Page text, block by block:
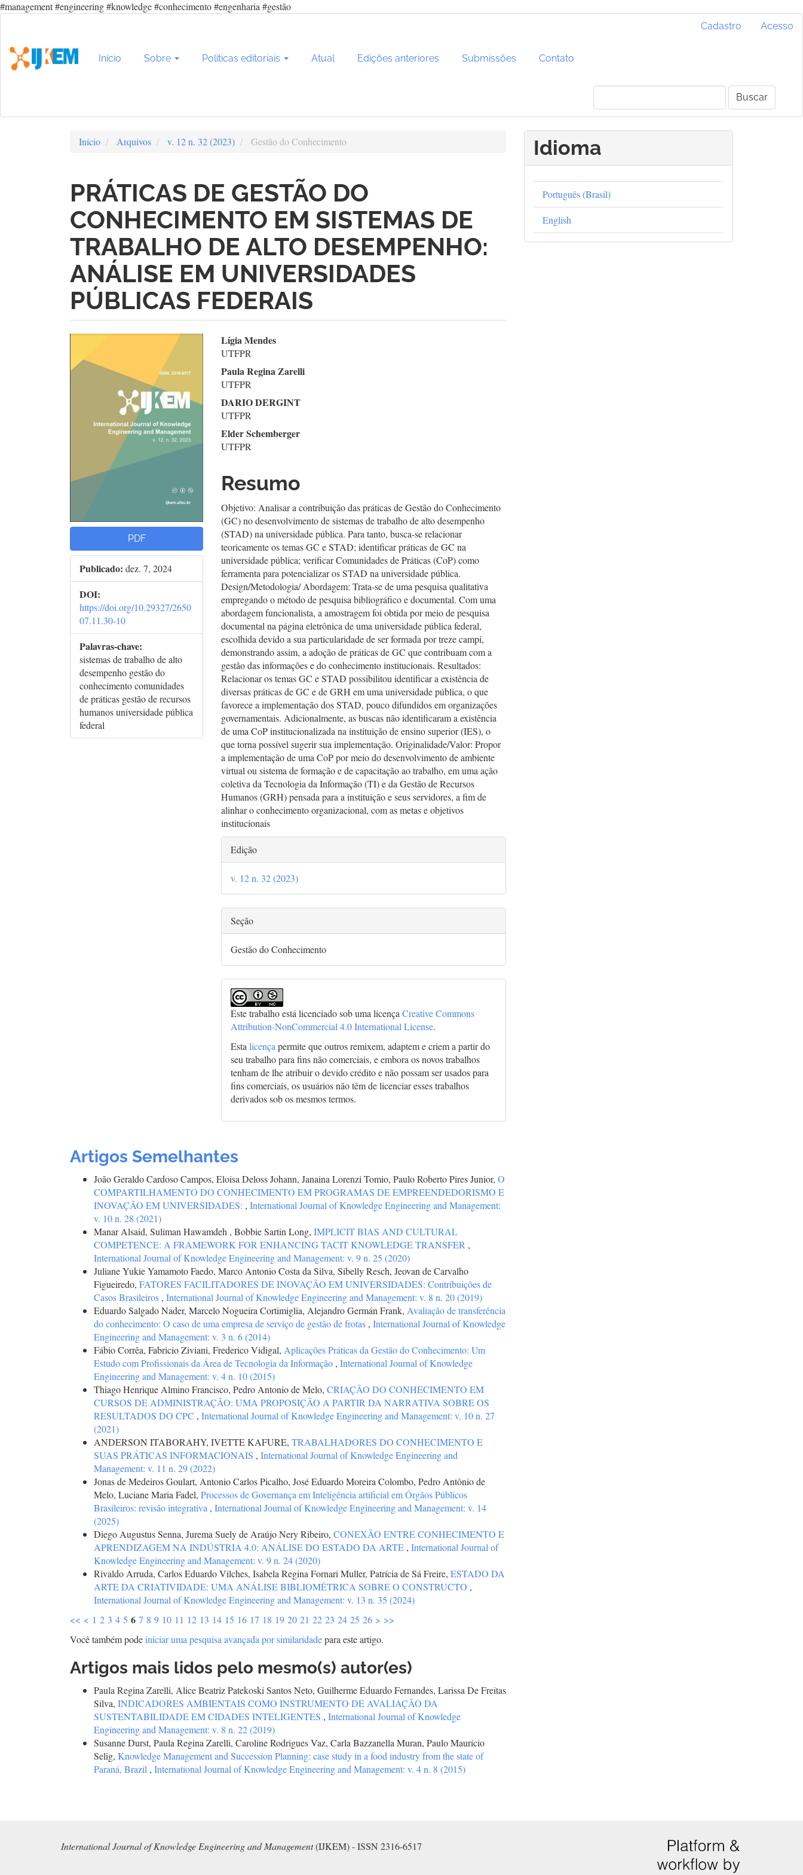
#management #engineering #knowledge #conhecimento #engenharia #gestão
Conteúdo
principal
Barra
Cadastro Acesso
Início Sobre Políticas editoriais Atual Edições anteriores Submissões Contato
Buscar
Início Arquivos v. 12 n. 32 (2023) Gestão do Conhecimento
PRÁTICAS DE GESTÃO DO
CONHECIMENTO EM SISTEMAS DE
TRABALHO DE ALTO DESEMPENHO:
ANÁLISE EM UNIVERSIDADES
PÚBLICAS FEDERAIS
lateral
artigos
PDF
Publicado: dez. 7, 2024
DOI:
https://doi.org/10.29327/2650
07.11.30-10
Palavras-chave:
sistemas de trabalho de alto
desempenho gestão do
conhecimento comunidades
de práticas gestão de recursos
humanos universidade pública
federal
Conteúdo
do
artigo
principal
Lígia Mendes
UTFPR
Paula Regina Zarelli
UTFPR
DARIO DERGINT
UTFPR
Elder Schemberger
UTFPR
Resumo
Objetivo: Analisar a contribuição das práticas de Gestão do Conhecimento
(GC) no desenvolvimento de sistemas de trabalho de alto desempenho
(STAD) na universidade pública. Para tanto, busca-se relacionar
teoricamente os temas GC e STAD; identificar práticas de GC na
universidade pública; verificar Comunidades de Práticas (CoP) como
ferramenta para potencializar os STAD na universidade pública.
Design/Metodologia/ Abordagem: Trata-se de uma pesquisa qualitativa
empregando o método de pesquisa bibliográfico e documental. Com uma
abordagem funcionalista, a amostragem foi obtida por meio de pesquisa
documental na página eletrônica de uma universidade pública federal,
escolhida devido a sua particularidade de ser formada por treze campi,
demonstrando assim, a adoção de práticas de GC que contribuam com a
gestão das informações e do conhecimento institucionais. Resultados:
Relacionar os temas GC e STAD possibilitou identificar a existência de
diversas práticas de GC e de GRH em uma universidade pública, o que
favorece a implementação dos STAD, pouco difundidos em organizações
governamentais. Adicionalmente, as buscas não identificaram a existência
de uma CoP institucionalizada na instituição de ensino superior (IES), o
que torna possível sugerir sua implementação. Originalidade/Valor: Propor
a implementação de uma CoP por meio do desenvolvimento de ambiente
virtual ou sistema de formação e de capacitação ao trabalho, em uma ação
coletiva da Tecnologia da Informação (TI) e da Gestão de Recursos
Humanos (GRH) pensada para a instituição e seus servidores, a fim de
alinhar o conhecimento organizacional, com as metas e objetivos
institucionais
Detalhes
do
artigo
Edição
v. 12 n. 32 (2023)
Seção
Gestão do Conhecimento
Este trabalho está licenciado sob uma licençaCreative Commons
Attribution-NonCommercial 4.0 International License.
Estalicença permite que outros remixem, adaptem e criem a partir do
seu trabalho para fins não comerciais, e embora os novos trabalhos
tenham de lhe atribuir o devido crédito e não possam ser usados para
fins comerciais, os usuários não têm de licenciar esses trabalhos
derivados sob os mesmos termos.
Artigos Semelhantes
João Geraldo Cardoso Campos, Eloisa Deloss Johann, Janaina Lorenzi Tomio, Paulo Roberto Pires Junior, O
COMPARTILHAMENTO DO CONHECIMENTO EM PROGRAMAS DE EMPREENDEDORISMO E
INOVAÇÃO EM UNIVERSIDADES: , International Journal of Knowledge Engineering and Management:
v. 10 n. 28 (2021)
Manar Alsaid, Suliman Hawamdeh , Bobbie Sartin Long, IMPLICIT BIAS AND CULTURAL
COMPETENCE: A FRAMEWORK FOR ENHANCING TACIT KNOWLEDGE TRANSFER ,
International Journal of Knowledge Engineering and Management: v. 9 n. 25 (2020)
Juliane Yukie Yamamoto Faedo, Marco Antonio Costa da Silva, Sibelly Resch, Jeovan de Carvalho
Figueiredo, FATORES FACILITADORES DE INOVAÇÃO EM UNIVERSIDADES: Contribuições de
Casos Brasileiros , International Journal of Knowledge Engineering and Management: v. 8 n. 20 (2019)
Eduardo Salgado Nader, Marcelo Nogueira Cortimiglia, Alejandro Germán Frank, Avaliação de transferência
do conhecimento: O caso de uma empresa de serviço de gestão de frotas , International Journal of Knowledge
Engineering and Management: v. 3 n. 6 (2014)
Fábio Corrêa, Fabricio Ziviani, Frederico Vidigal, Aplicações Práticas da Gestão do Conhecimento: Um
Estudo com Profissionais da Área de Tecnologia da Informação , International Journal of Knowledge
Engineering and Management: v. 4 n. 10 (2015)
Thiago Henrique Almino Francisco, Pedro Antonio de Melo, CRIAÇÃO DO CONHECIMENTO EM
CURSOS DE ADMINISTRAÇÃO: UMA PROPOSIÇÃO A PARTIR DA NARRATIVA SOBRE OS
RESULTADOS DO CPC , International Journal of Knowledge Engineering and Management: v. 10 n. 27
(2021)
ANDERSON ITABORAHY, IVETTE KAFURE, TRABALHADORES DO CONHECIMENTO E
SUAS PRÁTICAS INFORMACIONAIS , International Journal of Knowledge Engineering and
Management: v. 11 n. 29 (2022)
Jonas de Medeiros Goulart, Antonio Carlos Picalho, José Eduardo Moreira Colombo, Pedro Antônio de
Melo, Luciane Maria Fadel, Processos de Governança em Inteligência artificial em Órgãos Públicos
Brasileiros: revisão integrativa , International Journal of Knowledge Engineering and Management: v. 14
(2025)
Diego Augustus Senna, Jurema Suely de Araújo Nery Ribeiro, CONEXÃO ENTRE CONHECIMENTO E
APRENDIZAGEM NA INDÚSTRIA 4.0: ANÁLISE DO ESTADO DA ARTE , International Journal of
Knowledge Engineering and Management: v. 9 n. 24 (2020)
Rivaldo Arruda, Carlos Eduardo Vilches, Isabela Regina Fornari Muller, Patrícia de Sá Freire, ESTADO DA
ARTE DA CRIATIVIDADE: UMA ANÁLISE BIBLIOMÉTRICA SOBRE O CONSTRUCTO ,
International Journal of Knowledge Engineering and Management: v. 13 n. 35 (2024)
<< < 1 2 3 4 5 6 7 8 9 10 11 12 13 14 15 16 17 18 19 20 21 22 23 24 25 26 > >>
Você também podeiniciar uma pesquisa avançada por similaridadepara este artigo.
Artigos mais lidos pelo mesmo(s) autor(es)
Paula Regina Zarelli, Alice Beatriz Patekoski Santos Neto, Guilherme Eduardo Fernandes, Larissa De Freitas
Silva, INDICADORES AMBIENTAIS COMO INSTRUMENTO DE AVALIAÇÃO DA
SUSTENTABILIDADE EM CIDADES INTELIGENTES , International Journal of Knowledge
Engineering and Management: v. 8 n. 22 (2019)
Susanne Durst, Paula Regina Zarelli, Caroline Rodrigues Vaz, Carla Bazzanella Muran, Paulo Maurício
Selig, Knowledge Management and Succession Planning: case study in a food industry from the state of
Paraná, Brazil , International Journal of Knowledge Engineering and Management: v. 4 n. 8 (2015)
Idioma
Português (Brasil)
English
International Journal of Knowledge Engineering and Management(IJKEM) - ISSN 2316-6517